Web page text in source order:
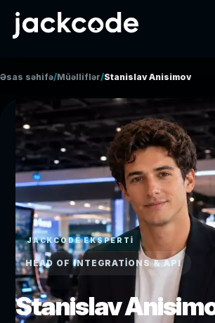
Əsas səhifə/Müəlliflər/Stanislav Anisimov
JACKCODE EKSPERTI
HEAD OF INTEGRATIONS & API
Stanislav